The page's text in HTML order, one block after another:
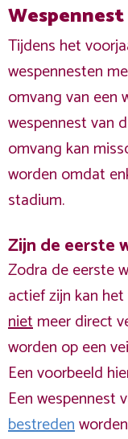
Tijdens het
wespennesten
omvang van een
wespennest van
omvang kan
worden omdat
stadium.
Zijn de eerste
Zodra de eerste
actief zijn kan
nietmeer direct
worden op een
Een voorbeeld
Een wespennest
bestredenworden